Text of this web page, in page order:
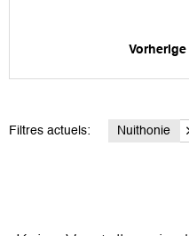
Filtres actuels: Nuithonie